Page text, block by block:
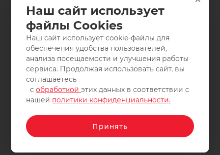
2011-2026 © интернет-магазин спортивных товаров
ВелоСаратов. Не является публичной офертой. Все права
защищены. Заимствование материалов и фотографий
запрещено.
Наш сайт использует
файлы Cookies
Наш сайт использует cookie-файлы для
обеспечения удобства пользователей,
анализа посещаемости и улучшения работы
сервиса. Продолжая использовать сайт, вы
соглашаетесь
собработкойэтих данных в соответствии с
нашей политики конфиденциальности.
Принять